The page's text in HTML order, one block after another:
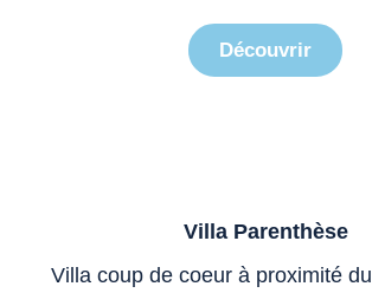
Découvrir
Villa Parenthèse
Villa coup de coeur à proximité